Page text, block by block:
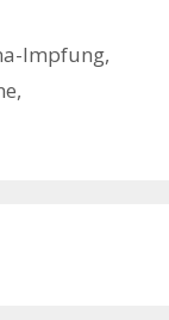
Impfung,
,